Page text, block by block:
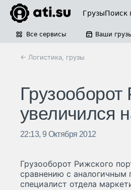
ГрузыПоиск
Все сервисы Ваши
← Логистика, грузы
увеличился
22:13, 9 Октября 2012
Грузооборот Рижского
сравнению с аналогичным
специалист отдела